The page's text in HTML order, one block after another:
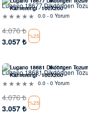
Lugano 18677 Dikdörtgen
Halı
0.0 - 0 Yorum
4.076₺
3.057 ₺
%25
Lugano 18681 Dikdörtgen
Halı
0.0 - 0 Yorum
4.076₺
3.057 ₺
%25